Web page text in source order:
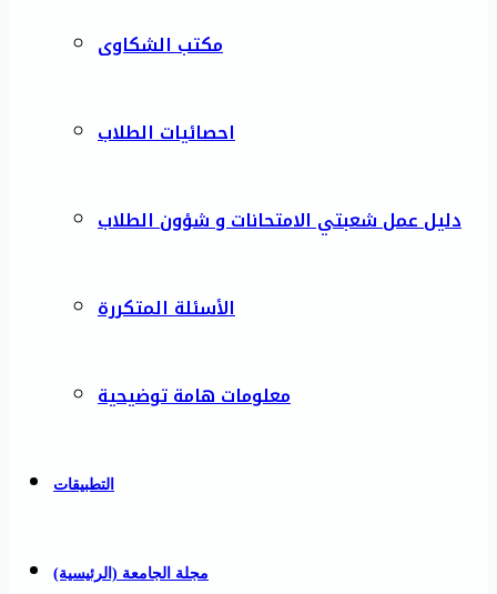
مكتب الشكاوى
احصائيات الطلاب
دليل عمل شعبتي الامتحانات و شؤون الطلاب
الأسئلة المتكررة
معلومات هامة توضيحية
التطبيقات
مجلة الجامعة (الرئيسية)